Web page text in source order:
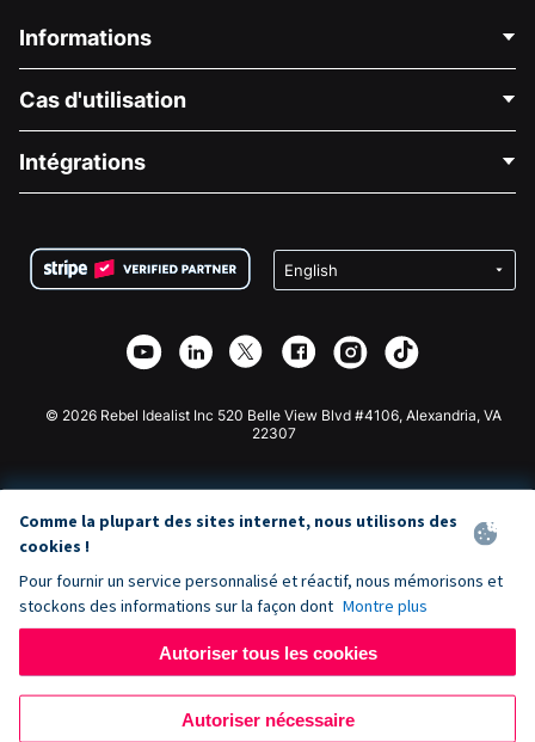
Informations
À propos de nous
Carrières
Confidentialité
Partenariat d'affiliation
Bibliothèque
Cas d'utilisation
Collecte de fonds médicale
Collecte de fonds caritative
Intégrations
Plugin de don Wix
Application de don Webflow
Don Joomla
© 2026 Rebel Idealist Inc 520 Belle View Blvd #4106, Alexandria, VA
22307
Comme la plupart des sites internet, nous utilisons des
cookies !
Pour fournir un service personnalisé et réactif, nous mémorisons et
stockons des informations sur la façon dont Montre plus
Autoriser tous les cookies
Autoriser nécessaire